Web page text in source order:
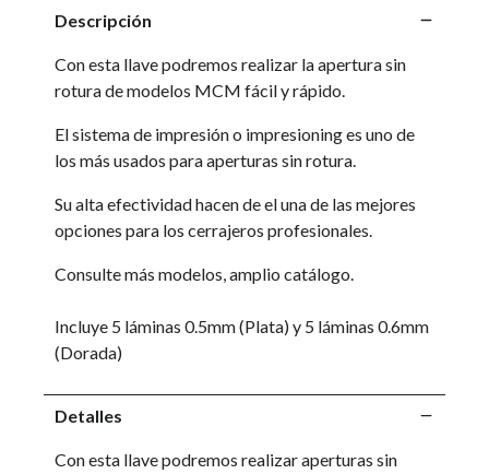
Descripción
Con esta llave podremos realizar la apertura sin
rotura de modelos MCM fácil y rápido.
El sistema de impresión o impresioning es uno de
los más usados para aperturas sin rotura.
Su alta efectividad hacen de el una de las mejores
opciones para los cerrajeros profesionales.
Consulte más modelos, amplio catálogo.
Incluye 5 láminas 0.5mm (Plata) y 5 láminas 0.6mm
(Dorada)
Detalles
Con esta llave podremos realizar aperturas sin